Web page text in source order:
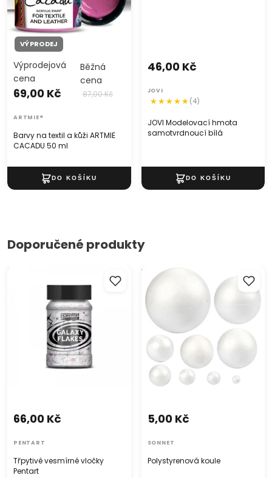
VÝPRODEJ
Barvy na textil a kůži ARTMIE
CACADU 50 ml
Výprodejová
cena
69,00 Kč
Běžná
cena
87,00 Kč
ARTMIE®
JOVI Modelovací hmota
samotvrdnoucí bílá
46,00 Kč
JOVI
(4)
Doporučené produkty
Třpytivé vesmírné vločky
Třpytivé vesmírné vločky
Pentart
66,00 Kč
PENTART
Polystyrenová koule
Polystyrenová koule
5,00 Kč
SONNET